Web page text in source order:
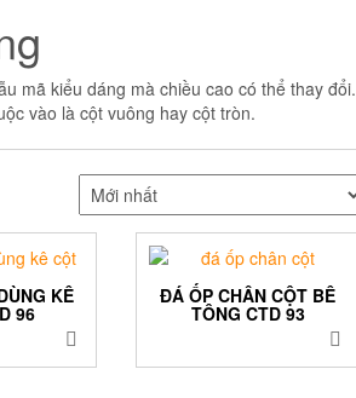
mã kiểu dáng mà chiều cao có thể thay đổi.
vào là cột vuông hay cột tròn.
KÊ
96
ĐÁ ỐP CHÂN CỘT BÊ
TÔNG CTD 93